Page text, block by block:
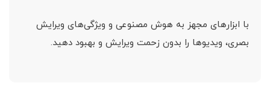
با ابزارهای مجهز به هوش مصنوعی و ویژگی‌های ویرایش
بصری، ویدیوها را بدون زحمت ویرایش و بهبود دهید.